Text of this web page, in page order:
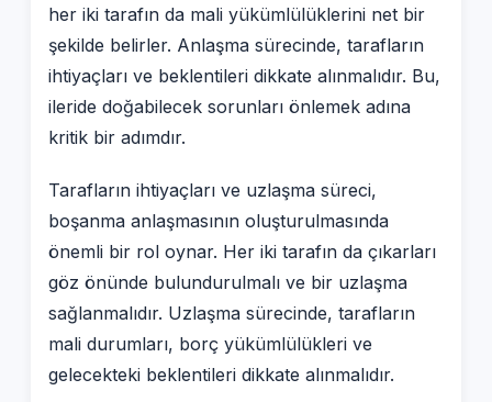
her iki tarafın da mali yükümlülüklerini net bir
şekilde belirler. Anlaşma sürecinde, tarafların
ihtiyaçları ve beklentileri dikkate alınmalıdır. Bu,
ileride doğabilecek sorunları önlemek adına
kritik bir adımdır.
Tarafların ihtiyaçları ve uzlaşma süreci,
boşanma anlaşmasının oluşturulmasında
önemli bir rol oynar. Her iki tarafın da çıkarları
göz önünde bulundurulmalı ve bir uzlaşma
sağlanmalıdır. Uzlaşma sürecinde, tarafların
mali durumları, borç yükümlülükleri ve
gelecekteki beklentileri dikkate alınmalıdır.